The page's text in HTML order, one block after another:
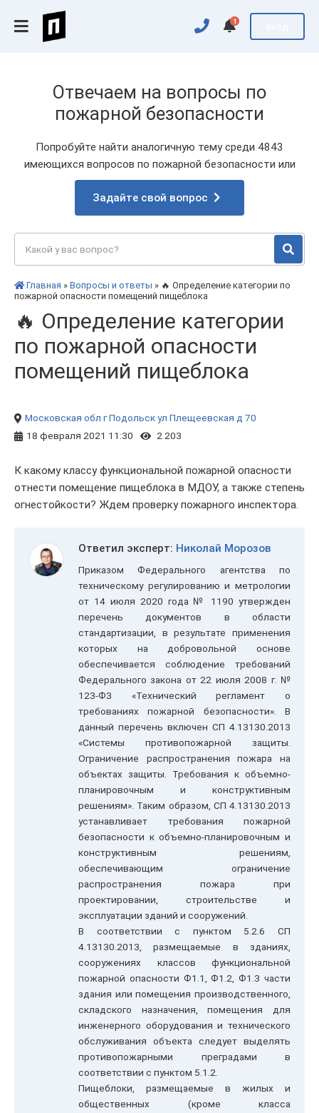
1
Отвечаем на вопросы по
пожарной безопасности
Попробуйте найти аналогичную тему среди 4843
имеющихся вопросов по пожарной безопасности или
Задайте свой вопрос
Главная » Вопросы и ответы » 🔥 Определение категории по
пожарной опасности помещений пищеблока
🔥 Определение категории
по пожарной опасности
помещений пищеблока
Московская обл г Подольскул Плещеевская д 70
18 февраля 2021 11:30
2 203
К какому классу функциональной пожарной опасности
отнести помещение пищеблока в МДОУ, а также степень
огнестойкости? Ждем проверку пожарного инспектора.
Ответил эксперт: Николай Морозов
Приказом Федерального агентства по
техническому регулированию и метрологии
от 14 июля 2020 года № 1190 утвержден
перечень документов в области
стандартизации, в результате применения
которых на добровольной основе
обеспечивается соблюдение требований
Федерального закона от 22 июля 2008 г. №
123-ФЗ «Технический регламент о
требованиях пожарной безопасности». В
данный перечень включен СП 4.13130.2013
«Системы противопожарной защиты.
Ограничение распространения пожара на
объектах защиты. Требования к объемно-
планировочным и конструктивным
решениям». Таким образом, СП 4.13130.2013
устанавливает требования пожарной
безопасности к объемно-планировочным и
конструктивным решениям,
обеспечивающим ограничение
распространения пожара при
проектировании, строительстве и
эксплуатации зданий и сооружений.
В соответствии с пунктом 5.2.6 СП
4.13130.2013, размещаемые в зданиях,
сооружениях классов функциональной
пожарной опасности Ф1.1, Ф1.2, Ф1.3 части
здания или помещения производственного,
складского назначения, помещения для
инженерного оборудования и технического
обслуживания объекта следует выделять
противопожарными преградами в
соответствии с пунктом 5.1.2.
Пищеблоки, размещаемые в жилых и
общественных (кроме класса